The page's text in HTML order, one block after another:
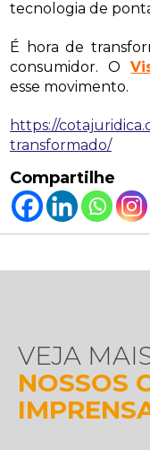
tecnologia de
É hora de
consumidor. O
esse movimento.
https://
transformado/
Compartilhe
VEJA
NOSSOS